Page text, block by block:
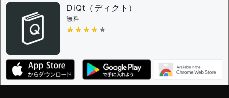
審査に対する投票権限を持つユーザー -
決定に必要な投票数 -
編集ガイドライン
DiQt（ディクト）
無料
★★★★★
★★★★★